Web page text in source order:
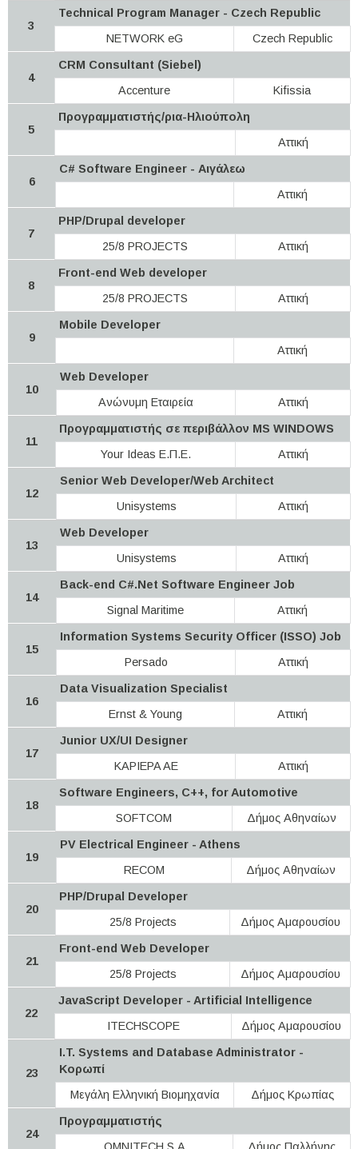
3
Technical Program Manager - Czech Republic
NETWORK eG
Czech Republic
4
CRM Consultant (Siebel)
Accenture
Kifissia
5
Προγραμματιστής/ρια-Ηλιούπολη
Αττική
6
C# Software Engineer - Αιγάλεω
Αττική
7
PHP/Drupal developer
25/8 PROJECTS
Αττική
8
Front-end Web developer
25/8 PROJECTS
Αττική
9
Mobile Developer
Αττική
10
Web Developer
Ανώνυμη Εταιρεία
Αττική
11
Προγραμματιστής σε περιβάλλον MS WINDOWS
Your Ideas Ε.Π.Ε.
Αττική
12
Senior Web Developer/Web Architect
Unisystems
Αττική
13
Web Developer
Unisystems
Αττική
14
Back-end C#.Net Software Engineer Job
Signal Maritime
Αττική
15
Information Systems Security Officer (ISSO) Job
Persado
Αττική
16
Data Visualization Specialist
Ernst & Young
Αττική
17
Junior UX/UI Designer
KAPIEPA AE
Αττική
18
Software Engineers, C++, for Automotive
SOFTCOM
Δήμος Αθηναίων
19
PV Electrical Engineer - Athens
RECOM
Δήμος Αθηναίων
20
PHP/Drupal Developer
25/8 Projects
Δήμος Αμαρουσίου
21
Front-end Web Developer
25/8 Projects
Δήμος Αμαρουσίου
22
JavaScript Developer - Artificial Intelligence
ITECHSCOPE
Δήμος Αμαρουσίου
23
I.T. Systems and Database Administrator -
Κορωπί
Μεγάλη Ελληνική Βιομηχανία
Δήμος Κρωπίας
24
Προγραμματιστής
OMNITECH S.A
Δήμος Παλλήνης